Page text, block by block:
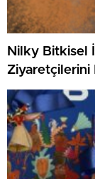
Nilky Bitkisel
Ziyaretçilerini